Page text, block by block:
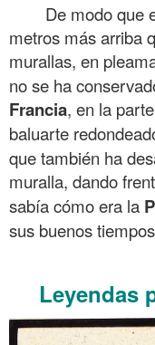
De modo que el
metros más arriba
murallas, en
no se ha
Francia, en la
baluarte
que también ha
muralla, dando
sabía cómo era la
sus buenos
Leyendas